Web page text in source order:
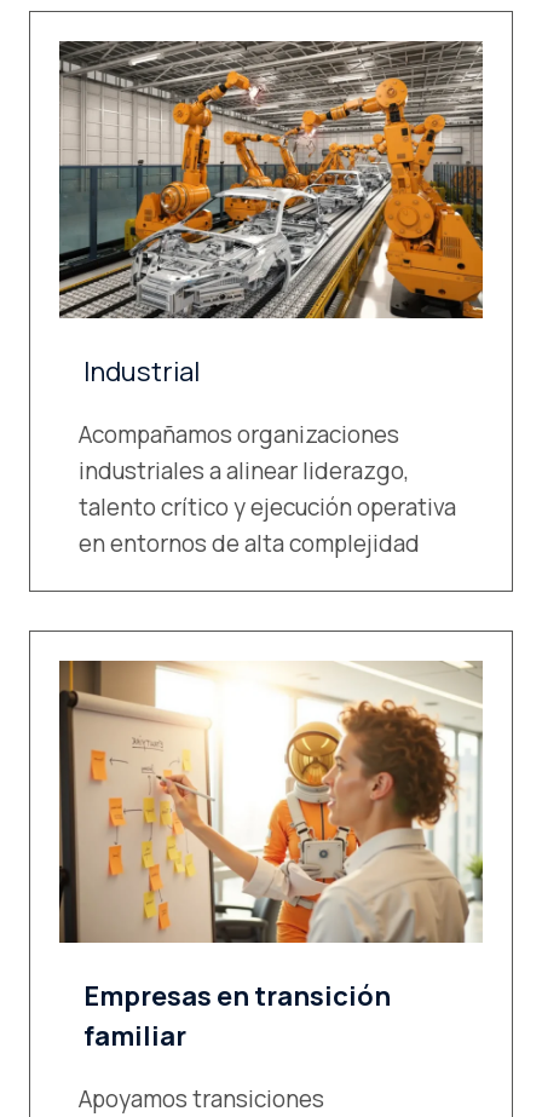
Industrial
Acompañamos organizaciones
industriales a alinear liderazgo,
talento crítico y ejecución operativa
en entornos de alta complejidad
Empresas en transición
familiar
Apoyamos transiciones